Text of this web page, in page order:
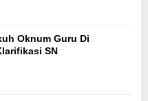
Oknum Guru Di
SN